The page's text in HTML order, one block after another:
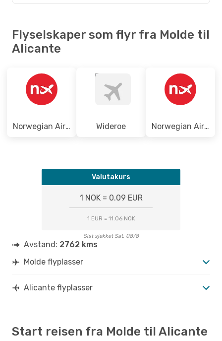
- ALC
1 Mellomlanding
ALC- MOL
Flyselskaper som flyr fra Molde til
Alicante
Norwegian Air Shuttle Wideroe Norwegian Air Sweden
Valutakurs
1 NOK = 0.09 EUR
1 EUR = 11.06 NOK
Sist sjekket Sat, 08/8
Avstand: 2762 kms
Molde flyplasser
Alicante flyplasser
Start reisen fra Molde til Alicante